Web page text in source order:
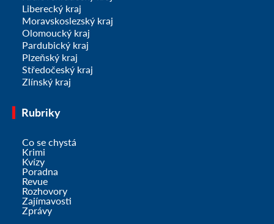
Liberecký kraj
Moravskoslezský kraj
Olomoucký kraj
Pardubický kraj
Plzeňský kraj
Středočeský kraj
Zlínský kraj
Rubriky
Co se chystá
Krimi
Kvízy
Poradna
Revue
Rozhovory
Zajímavosti
Zprávy